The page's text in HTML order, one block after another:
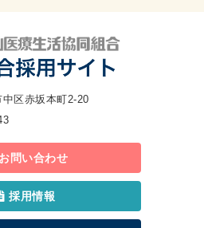
区赤坂本町2-20
お問い合わせ
採用情報